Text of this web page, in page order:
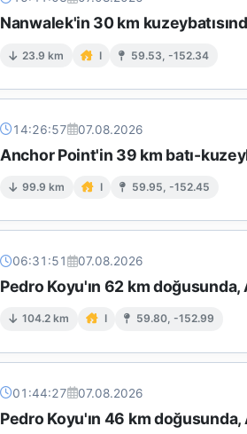
Nanwalek'in 30 km
23.9 km I 59.53, -152.34
14:26:57 07.08.2026
Anchor Point'in 39 km batı-
99.9 km I 59.95, -152.45
06:31:51 07.08.2026
Pedro Koyu'ın 62 km doğusunda,
104.2 km I 59.80, -152.99
01:44:27 07.08.2026
Pedro Koyu'ın 46 km doğusunda,